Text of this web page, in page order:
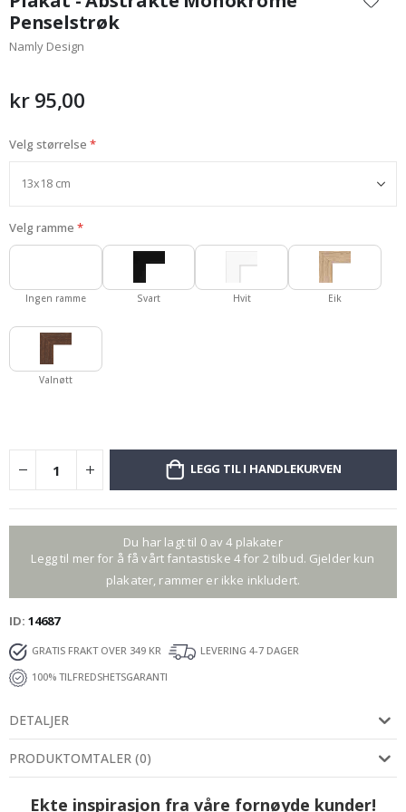
begynnelsen
av
bildegalleri
Penselstrøk
Namly Design
kr 95,00
Velg størrelse
Velg ramme
Ingen ramme Svart Hvit Eik
Valnøtt
LEGG TIL I HANDLEKURVEN
Du har lagt til 0 av 4 plakater
Legg til mer for å få vårt fantastiske 4 for 2 tilbud. Gjelder kun
plakater, rammer er ikke inkludert.
ID 14687
GRATIS FRAKT OVER 349 KR
LEVERING 4-7 DAGER
100% TILFREDSHETSGARANTI
DETALJER
PRODUKTOMTALER (0)
Ekte inspirasjon fra våre fornøyde kunder!